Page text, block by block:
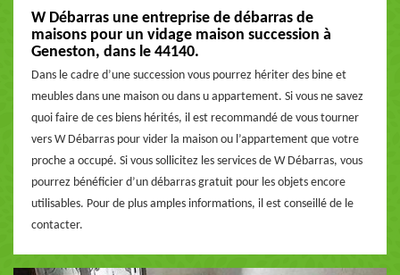
W Débarras une entreprise de débarras de
maisons pour un vidage maison succession à
Geneston, dans le 44140.
Dans le cadre d’une succession vous pourrez hériter des bine et
meubles dans une maison ou dans u appartement. Si vous ne savez
quoi faire de ces biens hérités, il est recommandé de vous tourner
vers W Débarras pour vider la maison ou l’appartement que votre
proche a occupé. Si vous sollicitez les services de W Débarras, vous
pourrez bénéficier d’un débarras gratuit pour les objets encore
utilisables. Pour de plus amples informations, il est conseillé de le
contacter.